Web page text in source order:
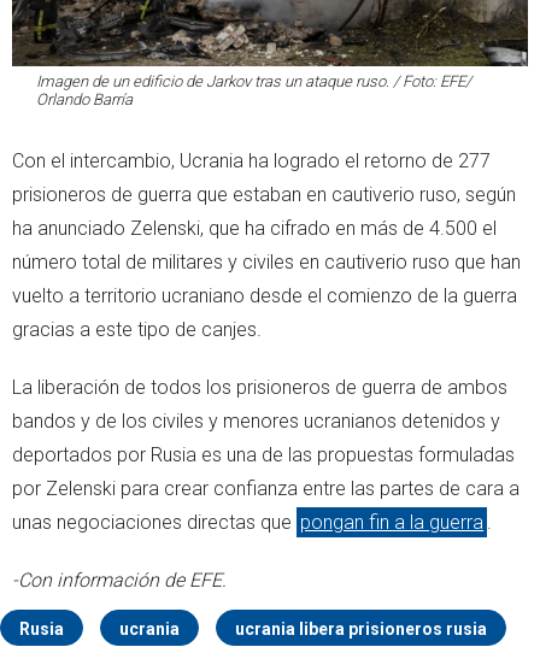
Imagen de un edificio de Jarkov tras un ataque ruso. / Foto: EFE/
Orlando Barría
Con el intercambio, Ucrania ha logrado el retorno de 277
prisioneros de guerra que estaban en cautiverio ruso, según
ha anunciado Zelenski, que ha cifrado en más de 4.500 el
número total de militares y civiles en cautiverio ruso que han
vuelto a territorio ucraniano desde el comienzo de la guerra
gracias a este tipo de canjes.
La liberación de todos los prisioneros de guerra de ambos
bandos y de los civiles y menores ucranianos detenidos y
deportados por Rusia es una de las propuestas formuladas
por Zelenski para crear confianza entre las partes de cara a
unas negociaciones directas que pongan fin a la guerra .
-Con información de EFE.
Rusia ucrania ucrania libera prisioneros rusia